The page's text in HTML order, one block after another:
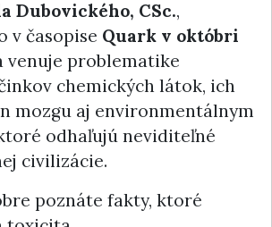
Dubovického, CSc.,
v časopise Quark v októbri
venuje problematike
chemických látok, ich
mozgu aj environmentálnym
odhaľujú neviditeľné
civilizácie.
poznáte fakty, ktoré